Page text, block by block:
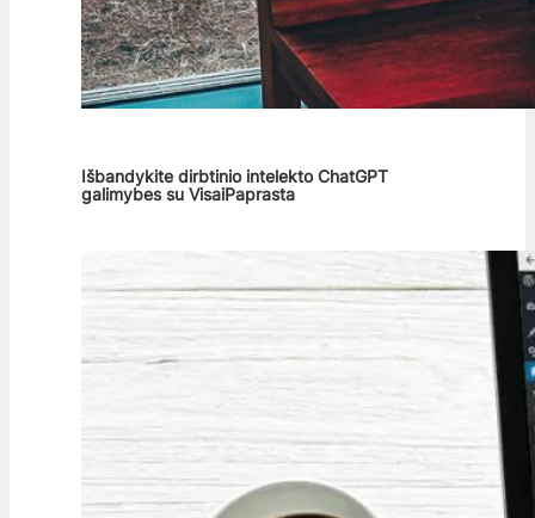
Išbandykite dirbtinio intelekto ChatGPT
galimybes su VisaiPaprasta